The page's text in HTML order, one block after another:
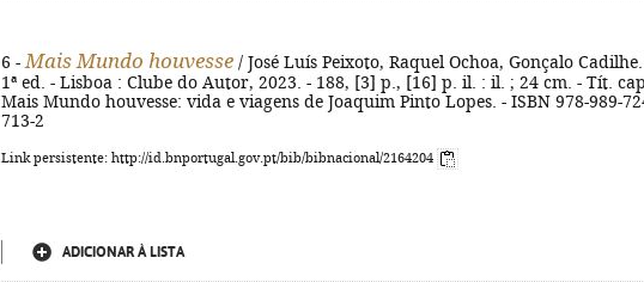
6 - Mais Mundo houvesse / José Luís Peixoto, Raquel Ochoa, Gonçalo
1ª ed. - Lisboa : Clube do Autor, 2023. - 188, [3] p., [16] p. il. : il. ; 24 cm. - Tít.
Mais Mundo houvesse: vida e viagens de Joaquim Pinto Lopes. - ISBN 978-989-
713-2
Link persistente: http://id.bnportugal.gov.pt/bib/bibnacional/2164204
ADICIONAR À LISTA